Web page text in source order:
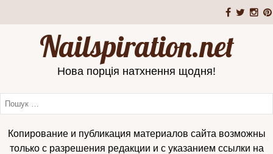
Nailspiration.net
Нова порція натхнення щодня!
Копирование и публикация материалов сайта возможны
только с разрешения редакции и с указанием ссылки на